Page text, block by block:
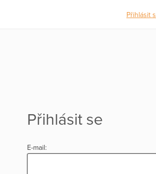
Přihlásit
Přihlásit se
E-mail: